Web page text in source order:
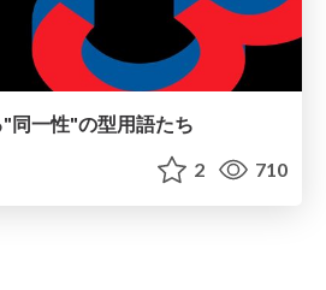
同一性"の型用語たち
2 710